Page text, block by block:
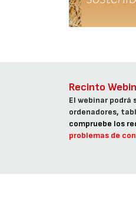
Recinto
El webinar podrá
ordenadores,
compruebe los
problemas de